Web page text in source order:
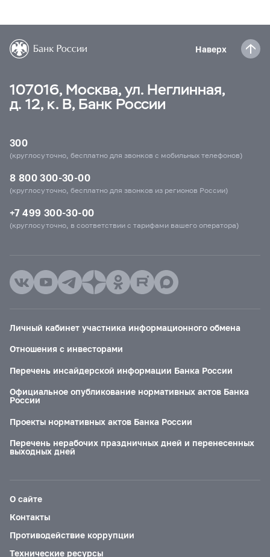
Наверх
107016, Москва, ул. Неглинная,
д. 12, к. В, Банк России
300
(круглосуточно, бесплатно для звонков с мобильных телефонов)
8 800 300-30-00
(круглосуточно, бесплатно для звонков из регионов России)
+7 499 300-30-00
(круглосуточно, в соответствии с тарифами вашего оператора)
Личный кабинет участника информационного обмена
Отношения с инвесторами
Перечень инсайдерской информации Банка России
Официальное опубликование нормативных актов Банка
России
Проекты нормативных актов Банка России
Перечень нерабочих праздничных дней и перенесенных
выходных дней
О сайте
Контакты
Противодействие коррупции
Технические ресурсы